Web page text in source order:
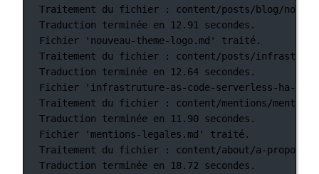
Traitement
du fichier :
content/posts/blog/
Traduction
terminée en 12.91
secondes.
Fichier
'nouveau-theme-logo.md'
traité.
Traitement
du fichier :
content/posts/
Traduction
terminée en 12.64 secondes.
Fichier
'infrastruture-as-code-serverless-ha-
Traitement
du fichier :
content/mentions/
Traduction
terminée en 11.90 secondes.
Fichier
'mentions-legales.md'
traité.
Traitement
du fichier :
content/about/a-propos-
Traduction
terminée en 18.72
secondes.